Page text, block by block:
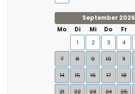
September 2026
Mo
Di Mi Do Fr
1
2 3 4
7 8 9 10 11
14 15 16 17 18
21 22 23 24 25